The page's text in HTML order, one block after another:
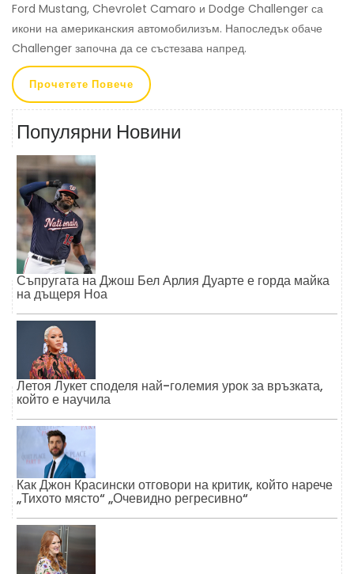
Ford Mustang, Chevrolet Camaro и Dodge Challenger са
икони на американския автомобилизъм. Напоследък обаче
Challenger започна да се състезава напред.
Прочетете Повече
Популярни Новини
Съпругата на Джош Бел Арлия Дуарте е горда майка
на дъщеря Ноа
Летоя Лукет споделя най-големия урок за връзката,
който е научила
Как Джон Красински отговори на критик, който нарече
„Тихото място“ „Очевидно регресивно“